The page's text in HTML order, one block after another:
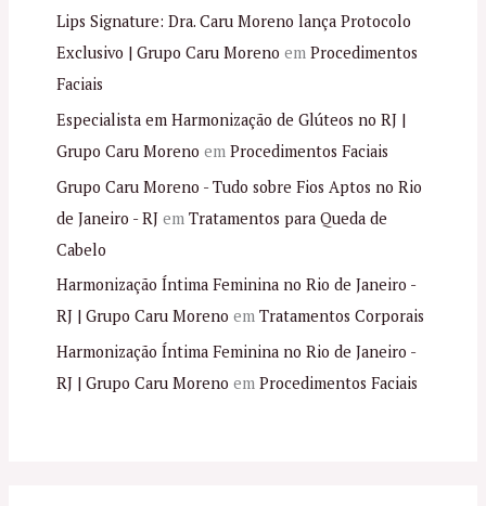
Lips Signature: Dra. Caru Moreno lança Protocolo
Exclusivo | Grupo Caru Moreno em Procedimentos
Faciais
Especialista em Harmonização de Glúteos no RJ |
Grupo Caru Moreno em Procedimentos Faciais
Grupo Caru Moreno - Tudo sobre Fios Aptos no Rio
de Janeiro - RJem Tratamentos para Queda de
Cabelo
Harmonização Íntima Feminina no Rio de Janeiro -
RJ | Grupo Caru Moreno em Tratamentos Corporais
Harmonização Íntima Feminina no Rio de Janeiro -
RJ | Grupo Caru Moreno em Procedimentos Faciais